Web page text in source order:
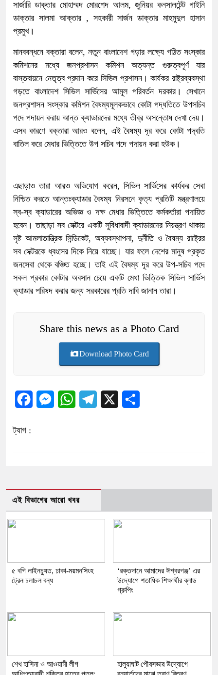
সার্জারি ডাক্তার মোহাম্মদ মোরশেদ আলম, জুনিয়র কনসালটেন্ট গাইনি
ডাক্তার সালমা আক্তার , সহকারী সার্জন ডাক্তার মাহমুদুল হাসান
প্রমুখ।
মানববন্ধনে বক্তারা বলেন, নতুন বাংলাদেশ গড়ার লক্ষ্যে গঠিত সংস্কার
কমিশনের মধ্যে জনপ্রশাসন কমিশন অত্যন্ত গুরুত্বপূর্ণ যার
বাস্তবায়নে নেতৃত্ব প্রদান করে সিভিল প্রশাসন। কার্যকর রাষ্ট্রব্যবস্থা
গড়তে বাংলাদেশ সিভিল সার্ভিসের আমূল পরিবর্তন দরকার। সেখানে
জনপ্রশাসন সংস্কার কমিশন বৈষম্যমূলকভাবে কোটা পদ্ধতিতে উপসচিব
পদে পদায়ন করায় আন্ত ক্যাডারদের মধ্যে তীব্র অসন্তোষ দেখা দেয়।
এসব কারণে বক্তারা আরও বলেন, এই বৈষম্য দূর করে কোটা পদ্বতি
বাতিল করে মেধার ভিত্তিতে উপ সচিব পদে পদায়ন করা হউক।
এছাড়াও তারা আরও অভিযোগ করেন, সিভিল সার্ভিসের কার্যকর সেবা
নিশ্চিত করতে আন্তঃক্যাডার বৈষম্য নিরসনে কৃত্য প্রতিটি মন্ত্রণালয়ে
স্ব-স্ব ক্যাডারের অভিজ্ঞ ও দক্ষ মেধার ভিত্তিতে কর্মকর্তারা পদায়িত
হবেন। তাছাড়া সব সেক্টরে একটি সুবিধাবাদী ক্যাডারদের নিয়ন্ত্রণ থাকায়
সৃষ্ট আমলাতান্ত্রিক সিন্ডিকেট, অব্যবস্থাপনা, দুর্নীতি ও বৈষম্য রাষ্ট্রের
সব সেক্টরকে ধ্বংসের দিকে নিয়ে যাচ্ছে। যার ফলে দেশের মানুষ প্রকৃত
জনসেবা থেকে বঞ্চিত হচ্ছে। তাই এই বৈষম্য দূর করে উপ-সচিব পদে
সকল প্রকার কোটার অবসান চেয়ে একটি মেধা ভিত্তিক সিভিল সার্ভিস
ক্যাডার পরিষদ করার জন্য সরকারের প্রতি দাবি জানান তারা।
Share this news as a Photo Card
Download Photo Card
FacebookMessengerWhatsAppTelegram
ট্যাগ :
এই বিভাগের আরো খবর
৫ বগি লাইনচ্যুত, ঢাকা-ময়মনসিংহ
ট্রেন চলাচল বন্ধ
‘রক্তদানে আমাদের ঈশ্বরগঞ্জ’ এর
উদ্যোগে শতাধিক শিক্ষার্থীর ব্লাড
গ্রুপিং
শেখ হাসিনা ও আওয়ামী লীগ
হালুয়াঘাট পৌরসভার উদ্যোগে